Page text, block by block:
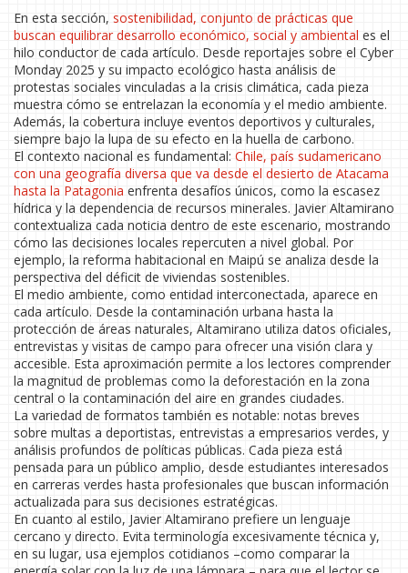
En esta sección, sostenibilidad, conjunto de prácticas que
buscan equilibrar desarrollo económico, social y ambiental es el
hilo conductor de cada artículo. Desde reportajes sobre el Cyber
Monday 2025 y su impacto ecológico hasta análisis de
protestas sociales vinculadas a la crisis climática, cada pieza
muestra cómo se entrelazan la economía y el medio ambiente.
Además, la cobertura incluye eventos deportivos y culturales,
siempre bajo la lupa de su efecto en la huella de carbono.
El contexto nacional es fundamental: Chile, país sudamericano
con una geografía diversa que va desde el desierto de Atacama
hasta la Patagonia enfrenta desafíos únicos, como la escasez
hídrica y la dependencia de recursos minerales. Javier Altamirano
contextualiza cada noticia dentro de este escenario, mostrando
cómo las decisiones locales repercuten a nivel global. Por
ejemplo, la reforma habitacional en Maipú se analiza desde la
perspectiva del déficit de viviendas sostenibles.
El medio ambiente, como entidad interconectada, aparece en
cada artículo. Desde la contaminación urbana hasta la
protección de áreas naturales, Altamirano utiliza datos oficiales,
entrevistas y visitas de campo para ofrecer una visión clara y
accesible. Esta aproximación permite a los lectores comprender
la magnitud de problemas como la deforestación en la zona
central o la contaminación del aire en grandes ciudades.
La variedad de formatos también es notable: notas breves
sobre multas a deportistas, entrevistas a empresarios verdes, y
análisis profundos de políticas públicas. Cada pieza está
pensada para un público amplio, desde estudiantes interesados
en carreras verdes hasta profesionales que buscan información
actualizada para sus decisiones estratégicas.
En cuanto al estilo, Javier Altamirano prefiere un lenguaje
cercano y directo. Evita terminología excesivamente técnica y,
en su lugar, usa ejemplos cotidianos –como comparar la